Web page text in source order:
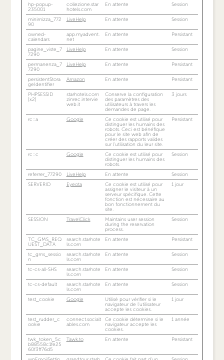
hp-popup-
235001
collezione.star
hotels.com
En attente Session
minimizza_772
90
LiveHelp En attente Session
owned-
calendars
app.myadvent.
net
En attente Persistant
pagine_viste_7
7290
LiveHelp En attente Session
permanenza_7
7290
LiveHelp En attente Persistant
persistentStora
geIdentifier
Amazon En attente Persistant
PHPSESSID
[x2]
starhotels.com
zinrec.intervie
web.it
Conserve la configuration
des paramètres des
utilisateurs à travers les
demandes de page.
3 jours
rc::a Google
Ce cookie est utilisé pour
distinguer les humains des
robots. Ceci est bénéfique
pour le site web afin de
créer des rapports valides
sur l'utilisation du leur site.
Persistant
rc::c Google
Ce cookie est utilisé pour
distinguer les humains des
robots.
Session
referrer_77290 LiveHelp En attente
Session
SERVERID
Eyeota
Ce cookie est utilisé pour
assigner le visiteur à un
serveur spécifique. Cette
fonction est nécessaire au
bon fonctionnement du
site.
1 jour
SESSION TravelClick
Maintains user session
during the reservation
process.
Session
TC_GMS_REQ
UEST_DATA
search.starhote
ls.com
En attente Persistant
tc_gms_sessio
n
search.starhote
ls.com
En attente Session
tc-cs-all-SHS
search.starhote
ls.com
En attente Session
tc-cs-default
search.starhote
ls.com
En attente Session
test_cookie Google
Utilisé pour vérifier si le
navigateur de l'utilisateur
accepte les cookies.
1 jour
test_rudder_c
ookie
connect.socialt
ables.com
Ce cookie détermine si le
navigateur accepte les
cookies.
1 année
twk_token_5c
b88558c1fe25
60f3ff76d5
Tawk.to En attente Persistant